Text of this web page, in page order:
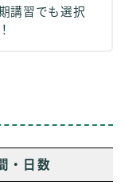
講習でも選択
・日数